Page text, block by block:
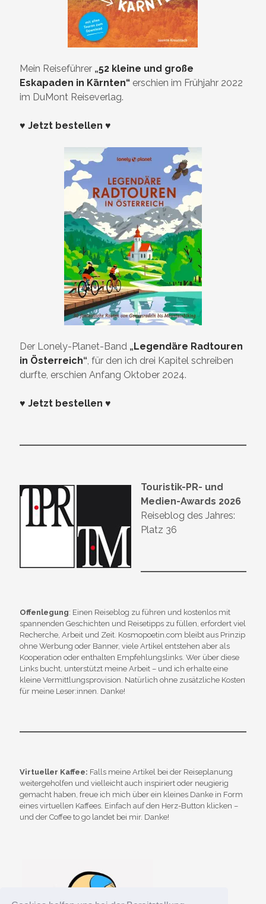
Mein Reiseführer „52 kleine und große
Eskapaden in Kärnten“ erschien im Frühjahr 2022
im DuMont Reiseverlag.
♥ Jetzt bestellen ♥
Der Lonely-Planet-Band „Legendäre Radtouren
in Österreich“ , für den ich drei Kapitel schreiben
durfte, erschien Anfang Oktober 2024.
♥ Jetzt bestellen ♥
Touristik-PR- und
Medien-Awards 2026
Reiseblog des Jahres:
Platz 36
Offenlegung: Einen Reiseblog zu führen und kostenlos mit
spannenden Geschichten und Reisetipps zu füllen, erfordert viel
Recherche, Arbeit und Zeit. Kosmopoetin.com bleibt aus Prinzip
ohne Werbung oder Banner, viele Artikel entstehen aber als
Kooperation oder enthalten Empfehlungslinks. Wer über diese
Links bucht, unterstützt meine Arbeit – und ich erhalte eine
kleine Vermittlungsprovision. Natürlich ohne zusätzliche Kosten
für meine Leser:innen. Danke!
Virtueller Kaffee: Falls meine Artikel bei der Reiseplanung
weitergeholfen und vielleicht auch inspiriert oder neugierig
gemacht haben, freue ich mich über ein kleines Danke in Form
eines virtuellen Kaffees. Einfach auf den Herz-Button klicken –
und der Coffee to go landet bei mir. Danke!